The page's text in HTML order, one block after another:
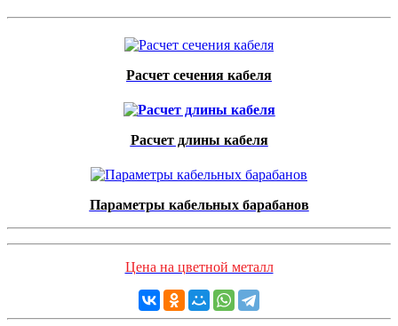
Расчет сечения кабеля
Расчет длины кабеля
Параметры кабельных барабанов
Цена на цветной металл